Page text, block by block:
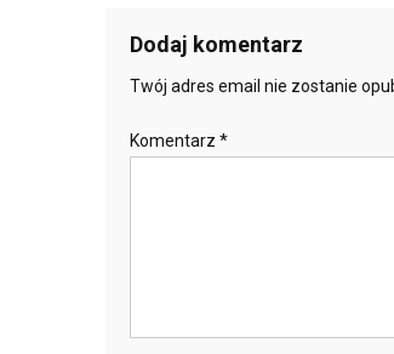
Dodaj komentarz
Twój adres email nie zostanie
Komentarz *